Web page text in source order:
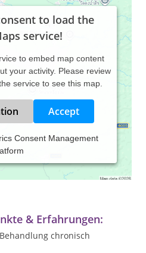
to load the
service!
to embed map content
your activity. Please review
service to see this map.
Accept
Consent Management
Medizin, Heilkunde
& Erfahrungen:
chronisch